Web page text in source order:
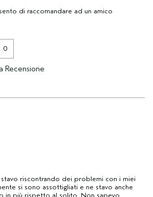
di raccomandare ad un amico
0
Recensione
riscontrando dei problemi con i miei
si sono assottigliati e ne stavo anche